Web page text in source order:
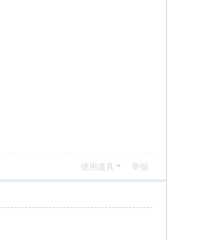
使用道具 举报